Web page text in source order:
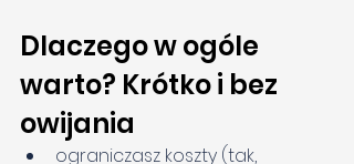
Dlaczego w ogóle
warto? Krótko i bez
owijania
ograniczasz koszty (tak,